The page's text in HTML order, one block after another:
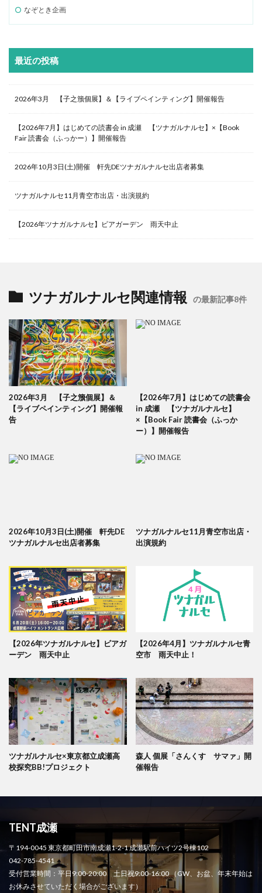
なぞとき企画
最近の投稿
2026年3月 【子之籏個展】＆【ライブペインティング】開催報告
【2026年7月】はじめての読書会 in 成瀬 【ツナガルナルセ】×【Book
Fair 読書会（ふっかー）】開催報告
2026年10月3日(土)開催 軒先DEツナガルナルセ出店者募集
ツナガルナルセ11月青空市出店・出演規約
【2026年ツナガルナルセ】ビアガーデン 雨天中止
ツナガルナルセ関連情報 の最新記事8件
2026年3月 【子之籏個展】＆
【ライブペインティング】開催報
告
【2026年7月】はじめての読書会
in 成瀬 【ツナガルナルセ】
×【Book Fair 読書会（ふっか
ー）】開催報告
2026年10月3日(土)開催 軒先DE
ツナガルナルセ出店者募集
ツナガルナルセ11月青空市出店・
出演規約
【2026年ツナガルナルセ】ビアガ
ーデン 雨天中止
【2026年4月】ツナガルナルセ青
空市 雨天中止！
ツナガルナルセ×東京都立成瀬高
校探究BB!プロジェクト
森人 個展「さんくす サマァ」開
催報告
TENT成瀬
〒194-0045 東京都町田市南成瀬1-2-1 成瀬駅前ハイツ2号棟102
042-785-4541
受付営業時間：平日9:00-20:00 土日祝9:00-16:00 （GW、お盆、年末年始は
お休みさせていただく場合がございます）